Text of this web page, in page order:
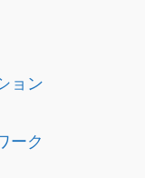
ョン
ーク